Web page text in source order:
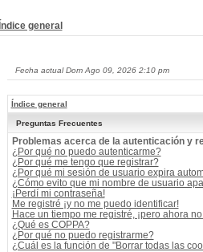
Índice general
Fecha actual Dom Ago 09, 2026 2:10 pm
Índice general
Preguntas Frecuentes
Problemas acerca de la autenticación y
¿Por qué no puedo autenticarme?
¿Por qué me tengo que registrar?
¿Por qué mi sesión de usuario expira
¿Cómo evito que mi nombre de usuario
¡Perdí mi contraseña!
Me registré ¡y no me puedo identificar!
Hace un tiempo me registré, ¡pero ahora
¿Qué es COPPA?
¿Por qué no puedo registrarme?
¿Cuál es la función de "Borrar todas las